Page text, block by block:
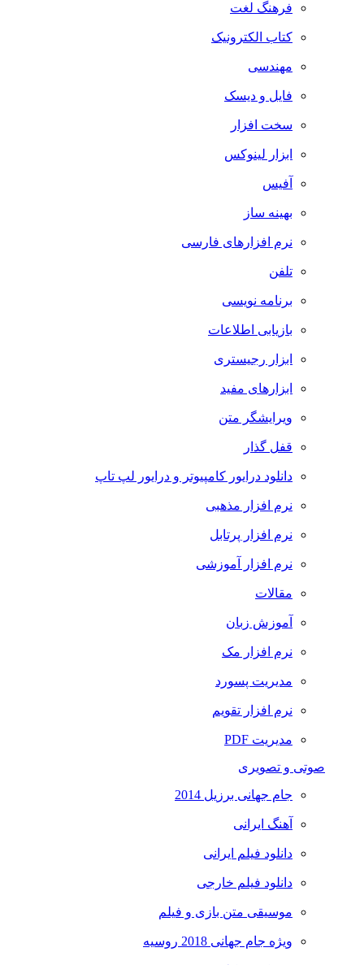
فرهنگ لغت
کتاب الکترونیک
مهندسی
فایل و دیسک
سخت افزار
ابزار لینوکس
آفیس
بهینه ساز
نرم افزارهای فارسی
تلفن
برنامه نویسی
بازیابی اطلاعات
ابزار رجیستری
ابزارهای مفید
ویرایشگر متن
قفل گذار
دانلود درایور کامپیوتر و درایور لپ تاپ
نرم افزار مذهبی
نرم افزار پرتابل
نرم افزار آموزشی
مقالات
آموزش زبان
نرم افزار مک
مدیریت پسورد
نرم افزار تقویم
مدیریت PDF
صوتی و تصویری
جام جهانی برزیل 2014
آهنگ ایرانی
دانلود فیلم ایرانی
دانلود فیلم خارجی
موسیقی متن بازی و فیلم
ویژه جام جهانی 2018 روسیه